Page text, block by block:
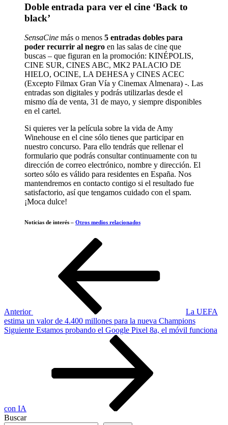
Doble entrada para ver el cine ‘Back to
black’
SensaCine más o menos 5 entradas dobles para
poder recurrir al negro en las salas de cine que
buscas – que figuran en la promoción: KINÉPOLIS,
CINE SUR, CINES ABC, MK2 PALACIO DE
HIELO, OCINE, LA DEHESA y CINES ACEC
(Excepto Filmax Gran Vía y Cinemax Almenara) -. Las
entradas son digitales y podrás utilizarlas desde el
mismo día de venta, 31 de mayo, y siempre disponibles
en el cartel.
Si quieres ver la película sobre la vida de Amy
Winehouse en el cine sólo tienes que participar en
nuestro concurso. Para ello tendrás que rellenar el
formulario que podrás consultar continuamente con tu
dirección de correo electrónico, nombre y dirección. El
sorteo sólo es válido para residentes en España. Nos
mantendremos en contacto contigo si el resultado fue
satisfactorio, así que tengamos cuidado con el spam.
¡Moca dulce!
Noticias de interés – Otros medios relacionados
Anterior
La UEFA
estima un valor de 4.400 millones para la nueva Champions
Siguiente
Siguiente Estamos probando el Google Pixel 8a, el móvil funciona
con IA
Buscar